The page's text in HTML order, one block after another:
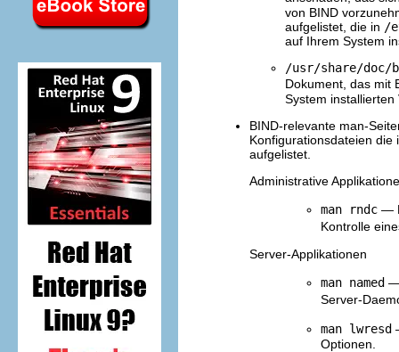
von BIND
aufgelistet, die in /
auf Ihrem System
/usr/share/doc/
Dokument, das mit
System
BIND-relevante man-
Konfigurationsdateien die
aufgelistet.
Administrative
man rndc —
Kontrolle
Server-Applikationen
man named —
Server-
man lwresd
Optionen.